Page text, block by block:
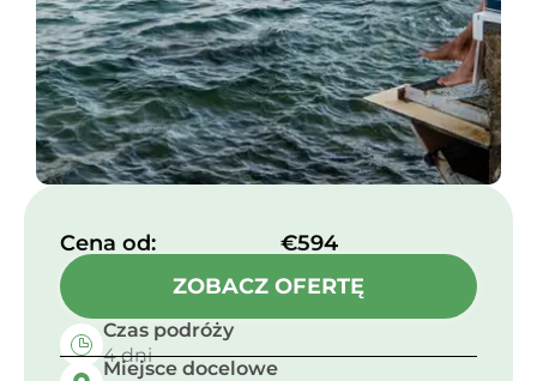
Cena od:​
€594
ZOBACZ OFERTĘ
Czas podróży
4 dni
Miejsce docelowe